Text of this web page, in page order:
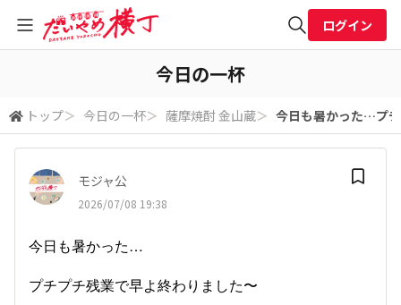
検索
ログイン
今日の一杯
トップ＞ 今日の一杯＞ 薩摩焼酎 金山蔵＞ 今日も暑かった…プ
モジャ公
2026/07/08 19:38
今日も暑かった…
プチプチ残業で早よ終わりました〜